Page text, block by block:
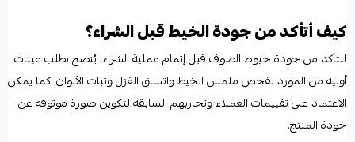
كيف أتأكد من جودة الخيط قبل الشراء؟
للتأكد من جودة خيوط الصوف قبل إتمام عملية الشراء، يُنصح بطلب عينات
أولية من المورد لفحص ملمس الخيط واتساق الغزل وثبات الألوان. كما يمكن
الاعتماد على تقييمات العملاء وتجاربهم السابقة لتكوين صورة موثوقة عن
جودة المنتج.